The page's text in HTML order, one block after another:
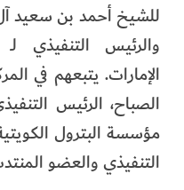
للشيخ أحمد بن سعيد
والرئيس التنفيذي
الصباح، الرئيس
مؤسسة البترول
التنفيذي والعضو